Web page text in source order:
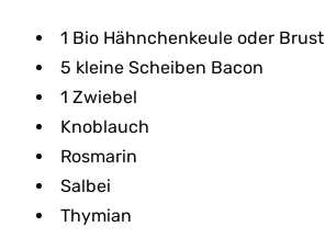
1 Bio Hähnchenkeule oder Brust
5 kleine Scheiben Bacon
1 Zwiebel
Knoblauch
Rosmarin
Salbei
Thymian